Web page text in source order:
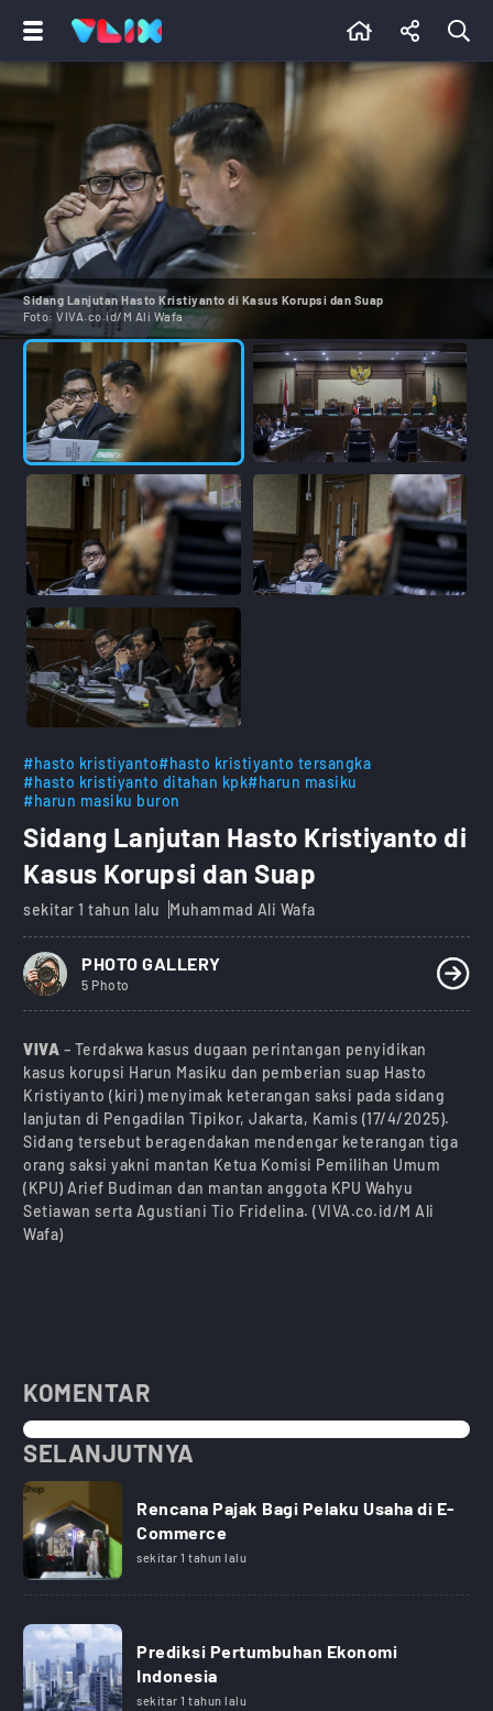
Sidang Lanjutan Hasto Kristiyanto di Kasus Korupsi dan Suap
Foto: VIVA.co.id/M Ali Wafa
#hasto kristiyanto#hasto kristiyanto tersangka
#hasto kristiyanto ditahan kpk#harun masiku
#harun masiku buron
Sidang Lanjutan Hasto Kristiyanto di
Kasus Korupsi dan Suap
sekitar 1 tahun lalu Muhammad Ali Wafa
PHOTO GALLERY
5 Photo
VIVA – Terdakwa kasus dugaan perintangan penyidikan
kasus korupsi Harun Masiku dan pemberian suap Hasto
Kristiyanto (kiri) menyimak keterangan saksi pada sidang
lanjutan di Pengadilan Tipikor, Jakarta, Kamis (17/4/2025).
Sidang tersebut beragendakan mendengar keterangan tiga
orang saksi yakni mantan Ketua Komisi Pemilihan Umum
(KPU) Arief Budiman dan mantan anggota KPU Wahyu
Setiawan serta Agustiani Tio Fridelina. (VIVA.co.id/M Ali
Wafa)
KOMENTAR
SELANJUTNYA
Rencana Pajak Bagi Pelaku Usaha di E-
Commerce
sekitar 1 tahun lalu
Prediksi Pertumbuhan Ekonomi
Indonesia
sekitar 1 tahun lalu